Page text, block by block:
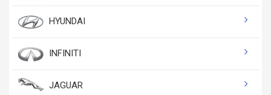
HYUNDAI
INFINITI
JAGUAR